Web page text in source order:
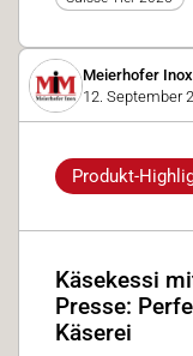
Meierhofer
12. September
Produkt-
Käsekessi
Presse:
Käserei